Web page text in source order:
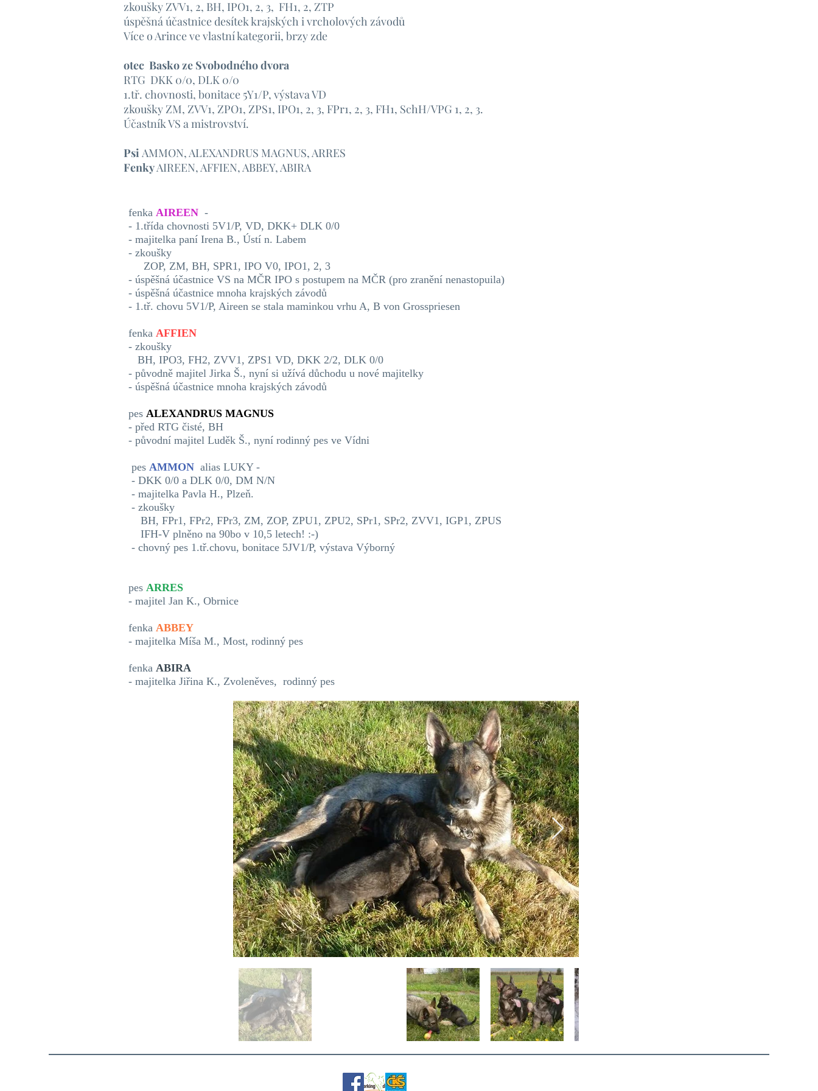
zkoušky ZVV1, 2, BH, IPO1, 2, 3, FH1, 2, ZTP
úspěšná účastnice desítek krajských i vrcholových závodů
Více o Arince ve vlastní kategorii, brzy zde
otec Basko ze Svobodného dvora
RTG DKK 0/0, DLK 0/0
1.tř. chovnosti, bonitace 5Y1/P, výstava VD
zkoušky ZM, ZVV1, ZPO1, ZPS1, IPO1, 2, 3, FPr1, 2, 3, FH1, SchH/VPG 1, 2, 3.
Účastník VS a mistrovství.
Psi AMMON, ALEXANDRUS MAGNUS, ARRES
FenkyAIREEN, AFFIEN, ABBEY, ABIRA
fenka AIREEN -
- 1.třída chovnosti 5V1/P, VD, DKK+ DLK 0/0
- majitelka paní Irena B., Ústí n. Labem
- zkoušky
ZOP, ZM, BH, SPR1, IPO V0, IPO1, 2, 3
- úspěšná účastnice VS na MČR IPO s postupem na MČR (pro zranění nenastopuila)
- úspěšná účastnice mnoha krajských závodů
- 1.tř. chovu 5V1/P, Aireen se stala maminkou vrhu A, B von Grosspriesen
fenka AFFIEN
- zkoušky
BH, IPO3, FH2, ZVV1, ZPS1 VD, DKK 2/2, DLK 0/0
- původně majitel Jirka Š., nyní si užívá důchodu u nové majitelky
- úspěšná účastnice mnoha krajských závodů
pes ALEXANDRUS MAGNUS
- před RTG čisté, BH
- původní majitel Luděk Š., nyní rodinný pes ve Vídni
pes AMMON alias LUKY -
- DKK 0/0 a DLK 0/0, DM N/N
- majitelka Pavla H., Plzeň.
- zkoušky
BH, FPr1, FPr2, FPr3, ZM, ZOP, ZPU1, ZPU2, SPr1, SPr2, ZVV1, IGP1, ZPUS
IFH-V plněno na 90bo v 10,5 letech! :-)
- chovný pes 1.tř.chovu, bonitace 5JV1/P, výstava Výborný
pes ARRES
- majitel Jan K., Obrnice
fenka ABBEY
- majitelka Míša M., Most, rodinný pes
fenka ABIRA
- majitelka Jiřina K., Zvoleněves, rodinný pes